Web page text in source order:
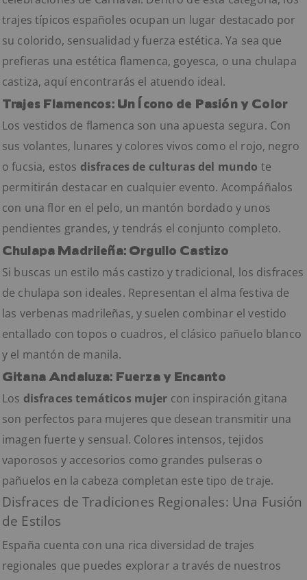
trajes típicos españoles ocupan un lugar destacado por
su colorido, sensualidad y fuerza estética. Ya sea que
prefieras una estética flamenca, goyesca, o una chulapa
castiza, aquí encontrarás el atuendo ideal.
Trajes Flamencos: Un Ícono de Pasión y Color
Los vestidos de flamenca son una apuesta segura. Con
sus volantes, lunares y colores vivos como el rojo, negro
o fucsia, estos disfraces de culturas del mundo te
permitirán destacar en cualquier evento. Acompáñalos
con una flor en el pelo, un mantón bordado y unos
pendientes grandes, y tendrás el conjunto completo.
Chulapa Madrileña: Orgullo Castizo
Si buscas un estilo más castizo y tradicional, los disfraces
de chulapa son ideales. Representan el alma festiva de
las verbenas madrileñas, y suelen combinar el vestido
entallado con topos o cuadros, el clásico pañuelo blanco
y el mantón de manila.
Gitana Andaluza: Fuerza y Encanto
Los disfraces temáticos mujer con inspiración gitana
son perfectos para mujeres que desean transmitir una
imagen fuerte y sensual. Colores intensos, tejidos
vaporosos y accesorios como grandes pulseras o
pañuelos en la cabeza completan este tipo de traje.
Disfraces de Tradiciones Regionales: Una Fusión
de Estilos
España cuenta con una rica diversidad de trajes
regionales que puedes explorar a través de nuestros